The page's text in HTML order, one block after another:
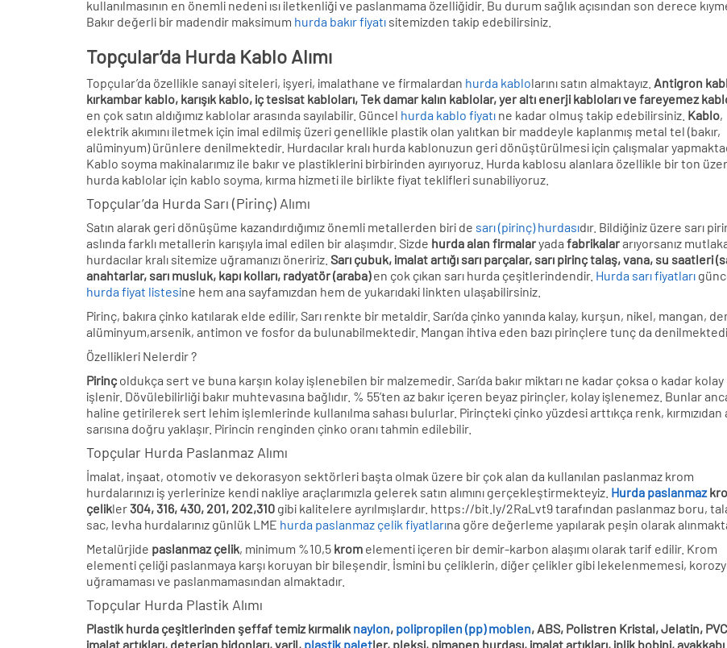
kullanılmasının en önemli nedeni ısı iletkenliği ve paslanmama özelliğidir. Bu durum sağlık açısından son derece
Bakır değerli bir madendir maksimum hurda bakır fiyatı sitemizden takip edebilirsiniz.
Topçular’da Hurda Kablo Alımı
Topçular’da özellikle sanayi siteleri, işyeri, imalathane ve firmalardan hurda kablolarını satın almaktayız. Antigron
kırkambar kablo, karışık kablo, iç tesisat kabloları, Tek damar kalın kablolar, yer altı enerji kabloları ve fareyemez
en çok satın aldığımız kablolar arasında sayılabilir. Güncel hurda kablo fiyatı ne kadar olmuş takip edebilirsiniz. Kablo,
elektrik akımını iletmek için imal edilmiş üzeri genellikle plastik olan yalıtkan bir maddeyle kaplanmış metal tel (bakır,
alüminyum) ürünlere denilmektedir. Hurdacılar kralı hurda kablonuzun geri dönüştürülmesi için çalışmalar
Kablo soyma makinalarımız ile bakır ve plastiklerini birbirinden ayırıyoruz. Hurda kablosu alanlara özellikle bir ton
hurda kablolar için kablo soyma, kırma hizmeti ile birlikte fiyat teklifleri sunabiliyoruz.
Topçular’da Hurda Sarı (Pirinç) Alımı
Satın alarak geri dönüşüme kazandırdığımız önemli metallerden biri de sarı (pirinç) hurdasıdır. Bildiğiniz üzere sarı
aslında farklı metallerin karışıyla imal edilen bir alaşımdır. Sizde hurda alan firmalaryada fabrikalararıyorsanız
hurdacılar kralı sitemize uğramanızı öneririz. Sarı çubuk, imalat artığı sarı parçalar, sarı pirinç talaş, vana, su saatleri
anahtarlar, sarı musluk, kapı kolları, radyatör (araba)en çok çıkan sarı hurda çeşitlerindendir. Hurda sarı fiyatları
hurda fiyat listesine hem ana sayfamızdan hem de yukarıdaki linkten ulaşabilirsiniz.
Pirinç, bakıra çinko katılarak elde edilir, Sarı renkte bir metaldir. Sarı’da çinko yanında kalay, kurşun, nikel, mangan,
alüminyum,arsenik, antimon ve fosfor da bulunabilmektedir. Mangan ihtiva eden bazı pirinçlere tunç da
Özellikleri Nelerdir ?
Pirinç oldukça sert ve buna karşın kolay işlenebilen bir malzemedir. Sarı’da bakır miktarı ne kadar çoksa o kadar kolay
işlenir. Dövülebilirliği bakır muhtevasına bağlıdır. % 55’ten az bakır içeren beyaz pirinçler, kolay işlenemez. Bunlar
haline getirilerek sert lehim işlemlerinde kullanılma sahası bulurlar. Pirinçteki çinko yüzdesi arttıkça renk, kırmızıdan
sarısına doğru yaklaşır. Pirincin renginden çinko oranı tahmin edilebilir.
Topçular Hurda Paslanmaz Alımı
İmalat, inşaat, otomotiv ve dekorasyon sektörleri başta olmak üzere bir çok alan da kullanılan paslanmaz krom
hurdalarınızı iş yerlerinize kendi nakliye araçlarımızla gelerek satın alımını gerçekleştirmekteyiz. Hurda paslanmaz
çelikler304, 316, 430, 201, 202,310 gibi kalitelere ayrılmışlardır. https://bit.ly/2RaLvt9 tarafından paslanmaz boru,
sac, levha hurdalarınız günlük LME hurda paslanmaz çelik fiyatlarına göre değerleme yapılarak peşin olarak
Metalürjide paslanmaz çelik, minimum %10,5 krom elementi içeren bir demir-karbon alaşımı olarak tarif edilir. Krom
elementi çeliği paslanmaya karşı koruyan bir bileşendir. İsmini bu çeliklerin, diğer çelikler gibi lekelenmemesi,
uğramaması ve paslanmamasından almaktadır.
Topçular Hurda Plastik Alımı
Plastik hurda çeşitlerinden şeffaf temiz kırmalık naylon, polipropilen (pp) moblen, ABS, Polistren Kristal, Jelatin, PVC
imalat artıkları, deterjan bidonları, varil, plastik paletler, pleksi, pimapen hurdası, imalat artıkları, iplik bobini, ayakkabı